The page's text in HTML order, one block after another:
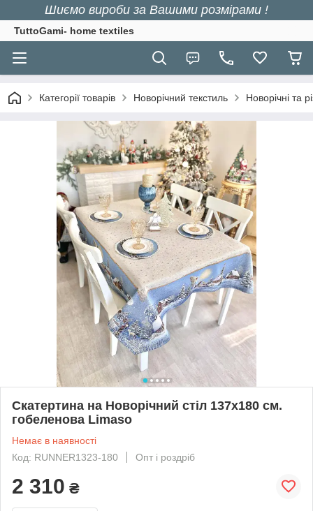
Шиємо вироби за Вашими розмірами !
TuttoGami- home textiles
Категорії товарів Новорічний текстиль Новорічні та
Скатертина на Новорічний стіл 137х180 см.
гобеленова Limaso
Немає в наявності
Код: RUNNER1323-180
Опт і роздріб
2 310 ₴